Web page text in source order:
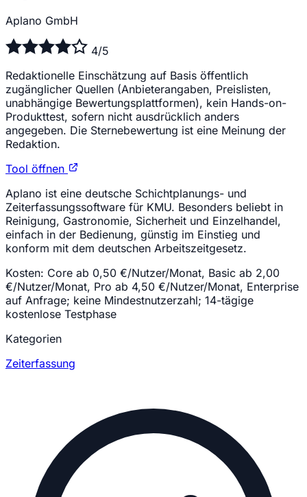
Aplano GmbH
4/5
Redaktionelle Einschätzung auf Basis öffentlich
zugänglicher Quellen (Anbieterangaben, Preislisten,
unabhängige Bewertungsplattformen), kein Hands-on-
Produkttest, sofern nicht ausdrücklich anders
angegeben. Die Sternebewertung ist eine Meinung der
Redaktion.
Tool öffnen
Aplano ist eine deutsche Schichtplanungs- und
Zeiterfassungssoftware für KMU. Besonders beliebt in
Reinigung, Gastronomie, Sicherheit und Einzelhandel,
einfach in der Bedienung, günstig im Einstieg und
konform mit dem deutschen Arbeitszeitgesetz.
Kosten: Core ab 0,50 €/Nutzer/Monat, Basic ab 2,00
€/Nutzer/Monat, Pro ab 4,50 €/Nutzer/Monat, Enterprise
auf Anfrage; keine Mindestnutzerzahl; 14-tägige
kostenlose Testphase
Kategorien
Zeiterfassung